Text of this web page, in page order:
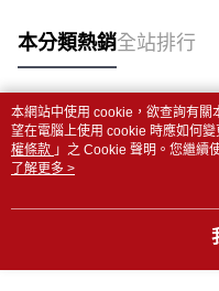
本分類熱銷全站排行
熱門標籤
本網站中使用 cookie，欲查詢有
望在電腦上使用 cookie 時應如何
權條款 」之 Cookie 聲明。您繼續
用條款之 Cookie 聲明使用 cookie。
了解更多 >